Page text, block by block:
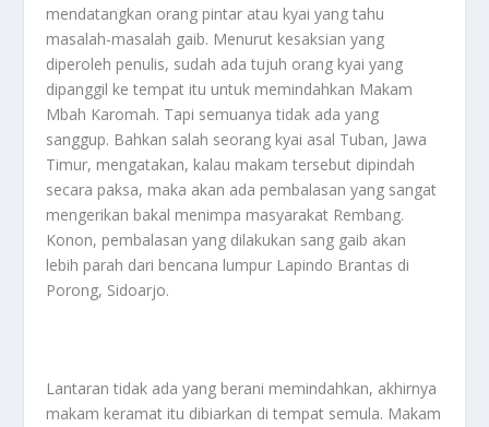
mendatangkan orang pintar atau kyai yang tahu
masalah-masalah gaib. Menurut kesaksian yang
diperoleh penulis, sudah ada tujuh orang kyai yang
dipanggil ke tempat itu untuk memindahkan Makam
Mbah Karomah. Tapi semuanya tidak ada yang
sanggup. Bahkan salah seorang kyai asal Tuban, Jawa
Timur, mengatakan, kalau makam tersebut dipindah
secara paksa, maka akan ada pembalasan yang sangat
mengerikan bakal menimpa masyarakat Rembang.
Konon, pembalasan yang dilakukan sang gaib akan
lebih parah dari bencana lumpur Lapindo Brantas di
Porong, Sidoarjo.
Lantaran tidak ada yang berani memindahkan, akhirnya
makam keramat itu dibiarkan di tempat semula. Makam